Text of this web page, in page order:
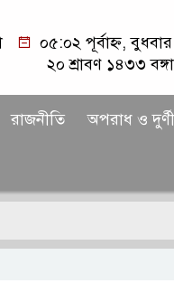
০৫:০২ পূর্বাহ্ন,
২০ শ্রাবণ ১৪৩৩
রাজনীতি অপরাধ ও